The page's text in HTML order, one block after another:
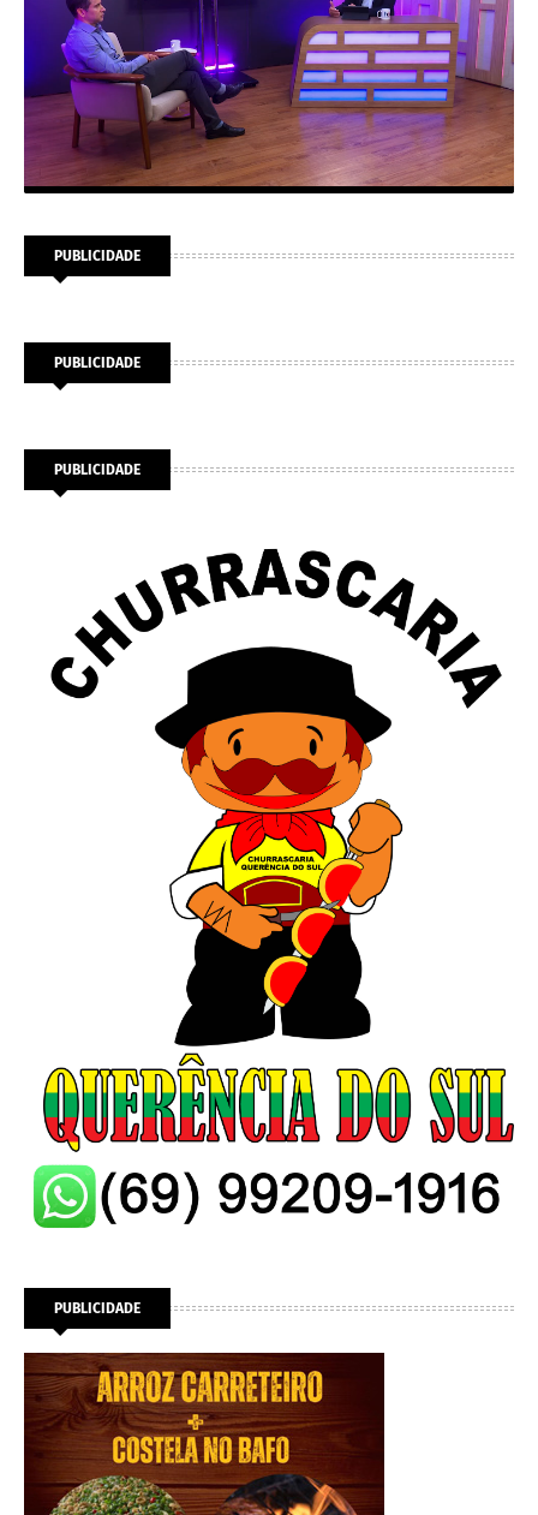
PUBLICIDADE
PUBLICIDADE
PUBLICIDADE
PUBLICIDADE